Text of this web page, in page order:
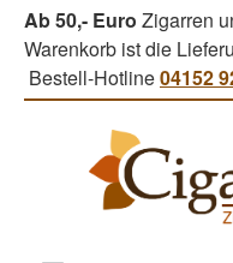
Zum Hauptinhalt
Ab 50,- Euro Zigarren
Warenkorb ist die
Bestell-Hotline04152